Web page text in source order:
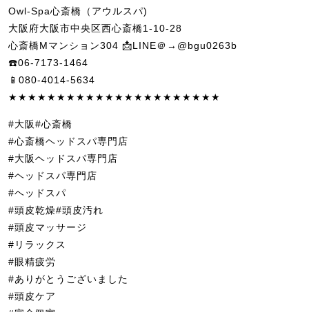
Owl-Spa心斎橋（アウルスパ)
大阪府大阪市中央区西心斎橋1-10-28
心斎橋Mマンション304 📩LINE＠→@bgu0263b
☎️06-7173-1464
📱080-4014-5634
★★★★★★★★★★★★★★★★★★★★★★
#大阪#心斎橋
#心斎橋ヘッドスパ専門店
#大阪ヘッドスパ専門店
#ヘッドスパ専門店
#ヘッドスパ
#頭皮乾燥#頭皮汚れ
#頭皮マッサージ
#リラックス
#眼精疲労
#ありがとうございました
#頭皮ケア